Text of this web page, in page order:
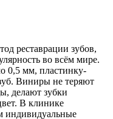
реставрации зубов,
во всём мире.
0,5 мм, пластинку-
Виниры не теряют
делают зубки
В клинике
индивидуальные